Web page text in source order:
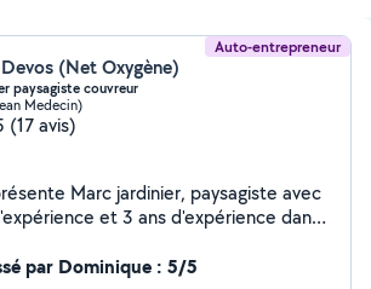
Auto-entrepreneur
(Net Oxygène)
paysagiste couvreur
Medecin)
(17 avis)
Marc jardinier, paysagiste avec
3 ans d'expérience dans
du client est une priorité pour
par Dominique : 5/5